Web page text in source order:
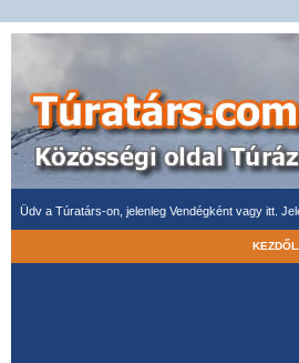
Üdv a Túratárs-on, jelenleg Vendégként vagy itt.